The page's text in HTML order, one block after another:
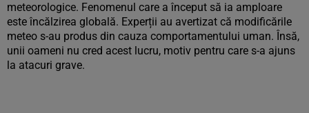
meteorologice. Fenomenul care a început să ia amploare
este încălzirea globală. Experții au avertizat că modificările
meteo s-au produs din cauza comportamentului uman. Însă,
unii oameni nu cred acest lucru, motiv pentru care s-a ajuns
la atacuri grave.